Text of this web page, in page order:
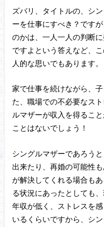
ズバリ、タイトルの、シ
ーを仕事にすべき？です
のかは、一人一人の判断
ですよという答えなど、
人的な思いでもあります。
家で仕事を続けながら、
た、職場での不必要なス
ルマザーが収入を得るこ
ことはないでしょう！
シングルマザーであろう
出来たり、再婚の可能性
が解決してくれる場合も
る状況にあったとしても
年収が低く、ストレスを
いるくらいですから、シ